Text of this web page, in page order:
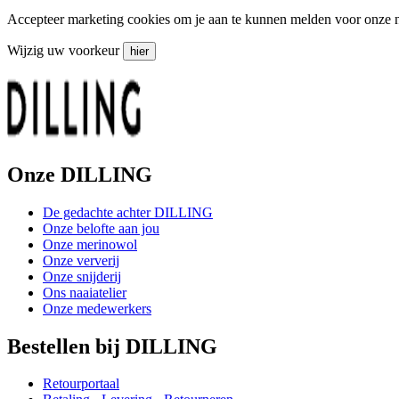
Accepteer marketing cookies om je aan te kunnen melden voor onze
Wijzig uw voorkeur hier
Onze DILLING
De gedachte achter DILLING
Onze belofte aan jou
Onze merinowol
Onze ververij
Onze snijderij
Ons naaiatelier
Onze medewerkers
Bestellen bij DILLING
Retourportaal